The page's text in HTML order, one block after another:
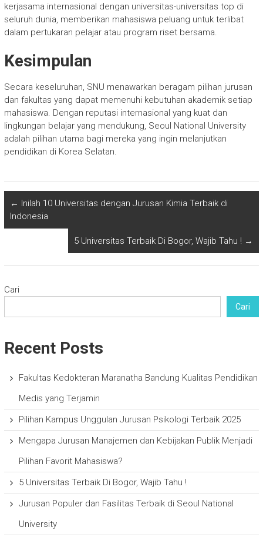
kerjasama internasional dengan universitas-universitas top di
seluruh dunia, memberikan mahasiswa peluang untuk terlibat
dalam pertukaran pelajar atau program riset bersama.
Kesimpulan
Secara keseluruhan, SNU menawarkan beragam pilihan jurusan
dan fakultas yang dapat memenuhi kebutuhan akademik setiap
mahasiswa. Dengan reputasi internasional yang kuat dan
lingkungan belajar yang mendukung, Seoul National University
adalah pilihan utama bagi mereka yang ingin melanjutkan
pendidikan di Korea Selatan.
← Inilah 10 Universitas dengan Jurusan Kimia Terbaik di
Indonesia
5 Universitas Terbaik Di Bogor, Wajib Tahu ! →
Cari
Cari
Recent Posts
Fakultas Kedokteran Maranatha Bandung Kualitas Pendidikan
Medis yang Terjamin
Pilihan Kampus Unggulan Jurusan Psikologi Terbaik 2025
Mengapa Jurusan Manajemen dan Kebijakan Publik Menjadi
Pilihan Favorit Mahasiswa?
5 Universitas Terbaik Di Bogor, Wajib Tahu !
Jurusan Populer dan Fasilitas Terbaik di Seoul National
University